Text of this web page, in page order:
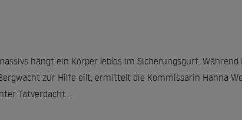
hängt ein Körper leblos im Sicherungsgurt.
zur Hilfe eilt, ermittelt die Kommissarin Hanna
Tatverdacht ...